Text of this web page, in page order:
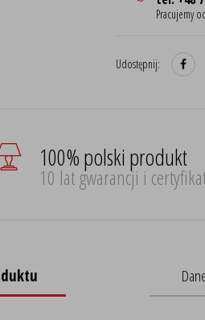
Pracujemy
Udostępnij:
100% polski produkt
10 lat gwarancji i